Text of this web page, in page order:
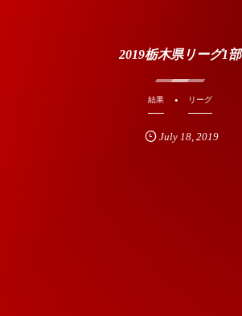
2019栃木県リーグ1部
結果 リーグ
July 18, 2019